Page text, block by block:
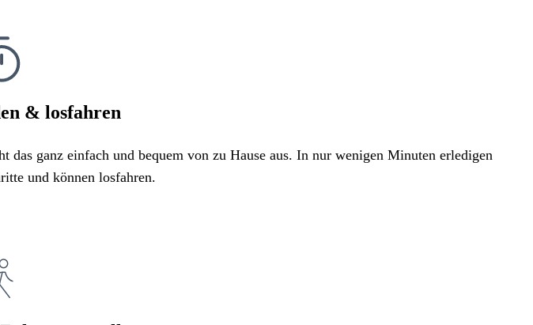
& losfahren
ganz einfach und bequem von zu Hause aus. In nur wenigen Minuten erledigen
und können losfahren.